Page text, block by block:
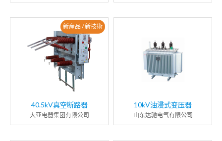
新産品 / 新技術
40.5kV真空断路器
大亚电器集团有限公司
10kV油浸式变压器
山东达驰电气有限公司